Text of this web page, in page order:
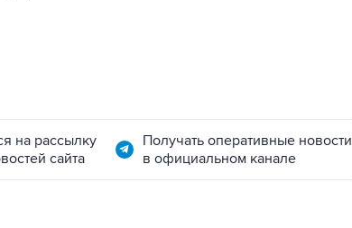
на рассылку
сайта
Получать оперативные новости
в официальном канале